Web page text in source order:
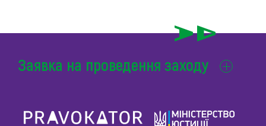
Заявка на проведення заходу